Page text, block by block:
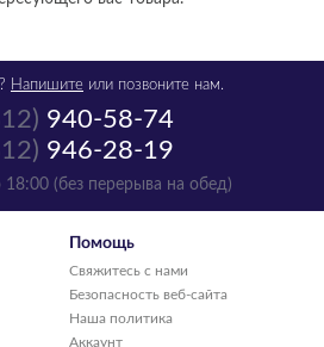
940-58-74
946-28-19
(без перерыва на обед)
Напишите или позвоните нам.
Помощь
Свяжитесь с нами
Безопасность веб-сайта
Наша политика
Аккаунт